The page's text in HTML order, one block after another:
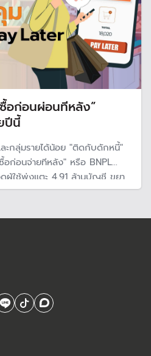
อก่อนผ่อนทีหลัง”
ปีนี้
ละกลุ่มรายได้น้อย "ติดกับดักหนี้"
ผู้ใช้พุ่งแตะ 4.91 ล้านบัญชี ขยา
ง 1.79 ล้านบาท คาดจะประกาศ